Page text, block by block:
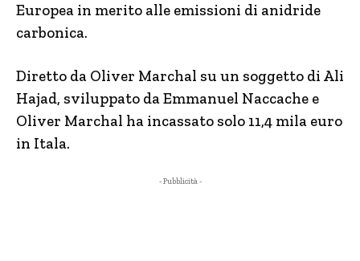
Europea in merito alle emissioni di anidride
carbonica.
Diretto da Oliver Marchal su un soggetto di Ali
Hajad, sviluppato da Emmanuel Naccache e
Oliver Marchal ha incassato solo 11,4 mila euro
in Itala.
- Pubblicità -